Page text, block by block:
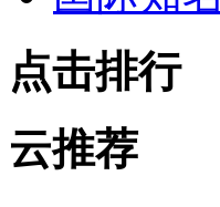
点击排行
云推荐